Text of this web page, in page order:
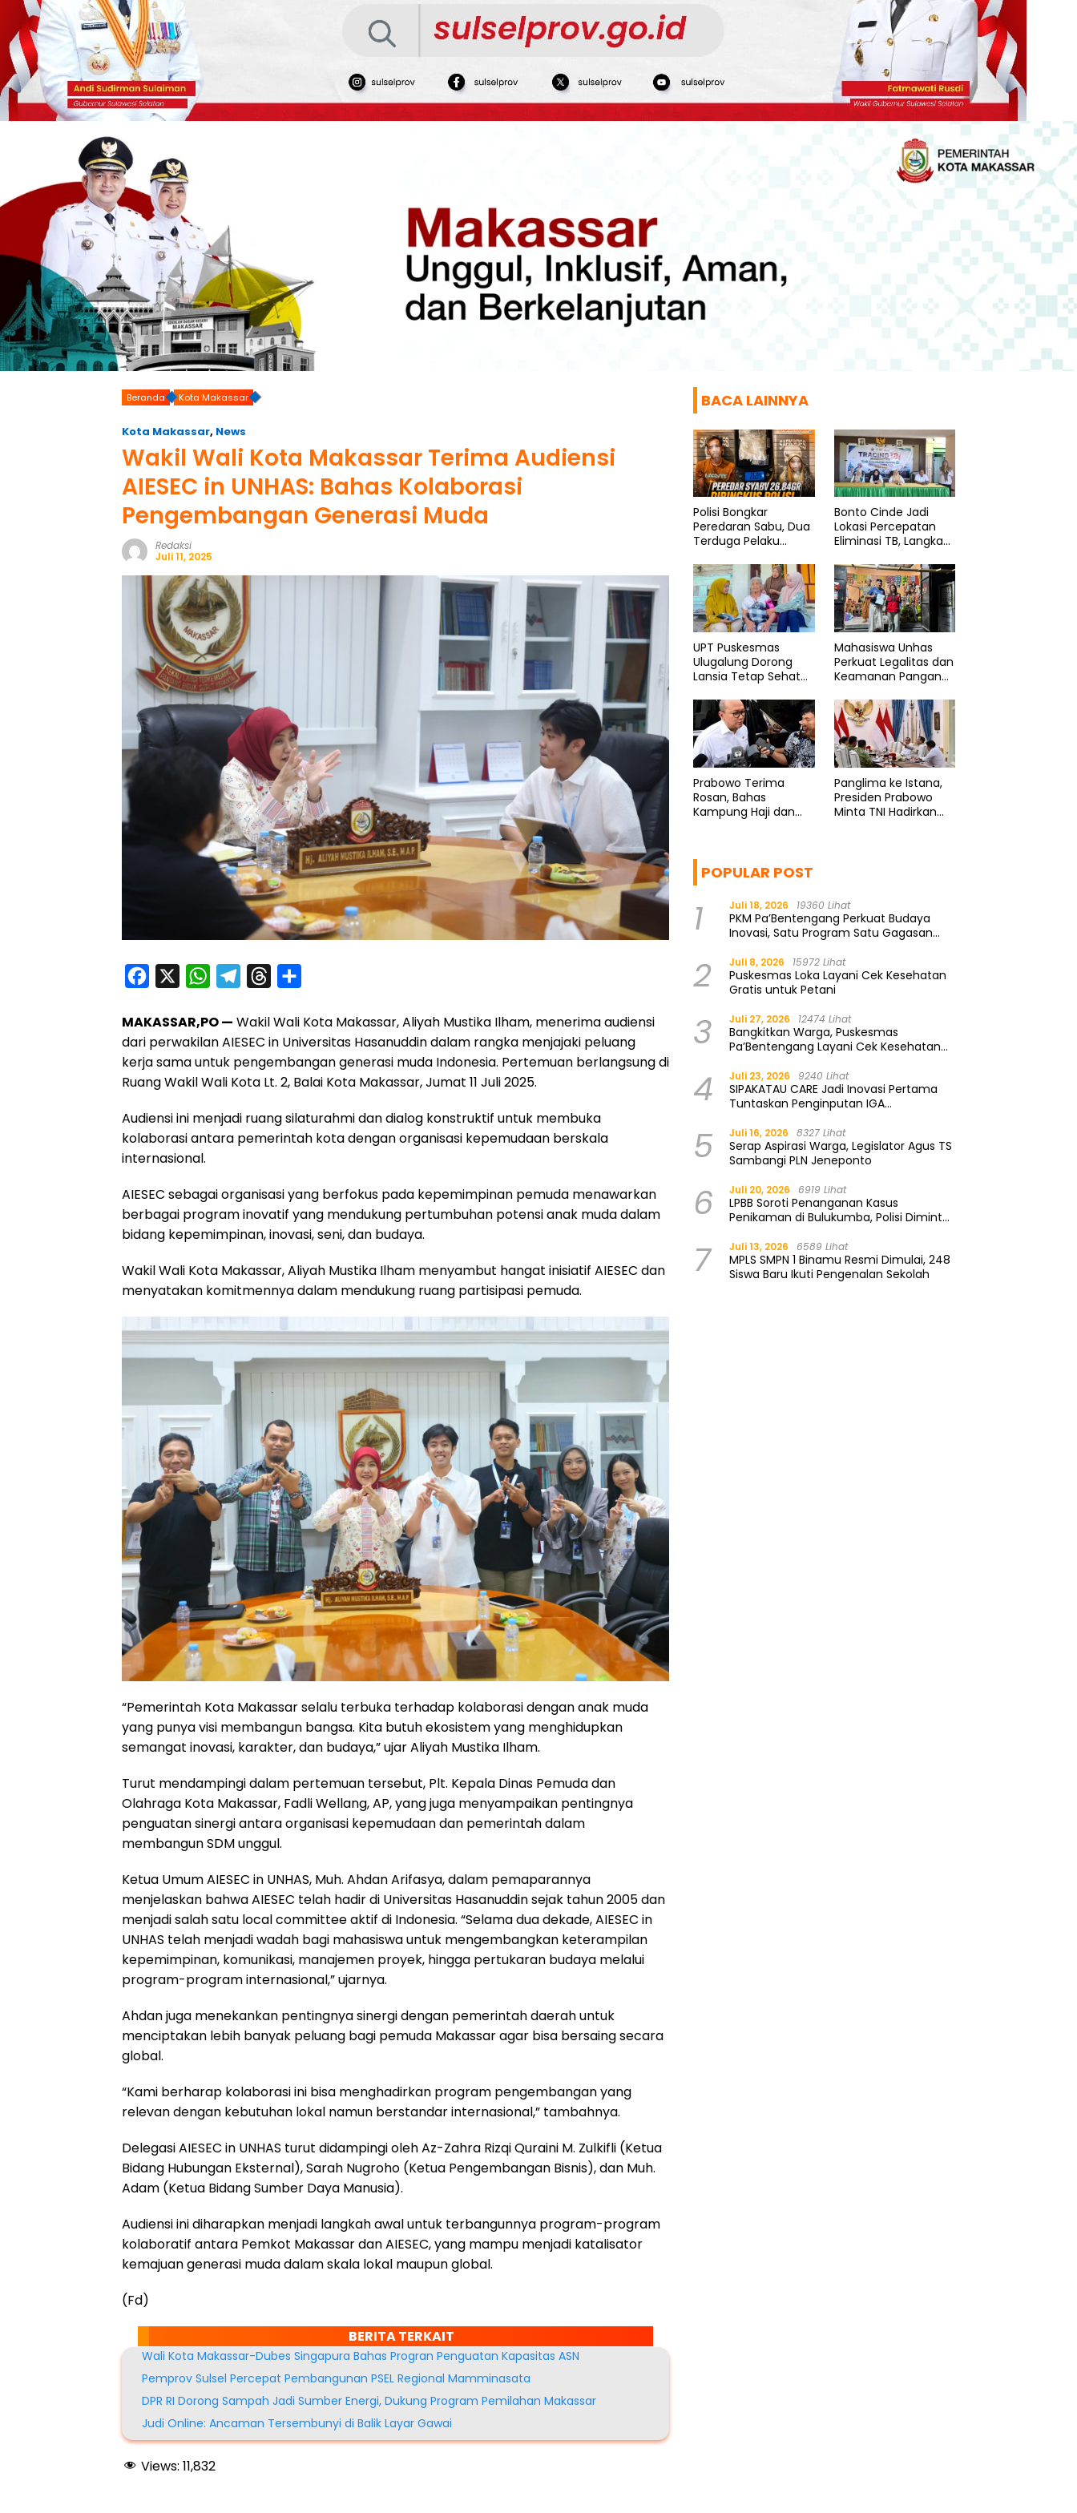
Beranda Kota Makassar
Kota Makassar, News
Wakil Wali Kota Makassar Terima Audiensi
AIESEC in UNHAS: Bahas Kolaborasi
Pengembangan Generasi Muda
Redaksi
Juli 11, 2025
c
e
b
o
o
k
W
a
t
s
p
p
l
e
g
a
m
r
e
a
s
a
r
e
MAKASSAR,PO — Wakil Wali Kota Makassar, Aliyah Mustika Ilham, menerima audiensi
dari perwakilan AIESEC in Universitas Hasanuddin dalam rangka menjajaki peluang
kerja sama untuk pengembangan generasi muda Indonesia. Pertemuan berlangsung di
Ruang Wakil Wali Kota Lt. 2, Balai Kota Makassar, Jumat 11 Juli 2025.
Audiensi ini menjadi ruang silaturahmi dan dialog konstruktif untuk membuka
kolaborasi antara pemerintah kota dengan organisasi kepemudaan berskala
internasional.
AIESEC sebagai organisasi yang berfokus pada kepemimpinan pemuda menawarkan
berbagai program inovatif yang mendukung pertumbuhan potensi anak muda dalam
bidang kepemimpinan, inovasi, seni, dan budaya.
Wakil Wali Kota Makassar, Aliyah Mustika Ilham menyambut hangat inisiatif AIESEC dan
menyatakan komitmennya dalam mendukung ruang partisipasi pemuda.
“Pemerintah Kota Makassar selalu terbuka terhadap kolaborasi dengan anak muda
yang punya visi membangun bangsa. Kita butuh ekosistem yang menghidupkan
semangat inovasi, karakter, dan budaya,” ujar Aliyah Mustika Ilham.
Turut mendampingi dalam pertemuan tersebut, Plt. Kepala Dinas Pemuda dan
Olahraga Kota Makassar, Fadli Wellang, AP, yang juga menyampaikan pentingnya
penguatan sinergi antara organisasi kepemudaan dan pemerintah dalam
membangun SDM unggul.
Ketua Umum AIESEC in UNHAS, Muh. Ahdan Arifasya, dalam pemaparannya
menjelaskan bahwa AIESEC telah hadir di Universitas Hasanuddin sejak tahun 2005 dan
menjadi salah satu local committee aktif di Indonesia. “Selama dua dekade, AIESEC in
UNHAS telah menjadi wadah bagi mahasiswa untuk mengembangkan keterampilan
kepemimpinan, komunikasi, manajemen proyek, hingga pertukaran budaya melalui
program-program internasional,” ujarnya.
Ahdan juga menekankan pentingnya sinergi dengan pemerintah daerah untuk
menciptakan lebih banyak peluang bagi pemuda Makassar agar bisa bersaing secara
global.
“Kami berharap kolaborasi ini bisa menghadirkan program pengembangan yang
relevan dengan kebutuhan lokal namun berstandar internasional,” tambahnya.
Delegasi AIESEC in UNHAS turut didampingi oleh Az-Zahra Rizqi Quraini M. Zulkifli (Ketua
Bidang Hubungan Eksternal), Sarah Nugroho (Ketua Pengembangan Bisnis), dan Muh.
Adam (Ketua Bidang Sumber Daya Manusia).
Audiensi ini diharapkan menjadi langkah awal untuk terbangunnya program-program
kolaboratif antara Pemkot Makassar dan AIESEC, yang mampu menjadi katalisator
kemajuan generasi muda dalam skala lokal maupun global.
(Fd)
BERITA TERKAIT
Wali Kota Makassar-Dubes Singapura Bahas Progran Penguatan Kapasitas ASN
Pemprov Sulsel Percepat Pembangunan PSEL Regional Mamminasata
DPR RI Dorong Sampah Jadi Sumber Energi, Dukung Program Pemilahan Makassar
Judi Online: Ancaman Tersembunyi di Balik Layar Gawai
Views: 11,832
BACA LAINNYA
Polisi Bongkar
Peredaran Sabu, Dua
Terduga Pelaku
Bonto Cinde Jadi
Lokasi Percepatan
Eliminasi TB, Langkah
Bantaeng
UPT Puskesmas
Ulugalung Dorong
Lansia Tetap Sehat
Mahasiswa Unhas
Perkuat Legalitas dan
Keamanan Pangan
Prabowo Terima
Rosan, Bahas
Kampung Haji dan
Panglima ke Istana,
Presiden Prabowo
Minta TNI Hadirkan
POPULAR POST
1 Juli 18, 2026 19360 Lihat
PKM Pa’Bentengang Perkuat Budaya
Inovasi, Satu Program Satu Gagasan
2 Juli 8, 2026 15972 Lihat
Puskesmas Loka Layani Cek Kesehatan
Gratis untuk Petani
3 Juli 27, 2026 12474 Lihat
Bangkitkan Warga, Puskesmas
Pa’Bentengang Layani Cek Kesehatan
4 Juli 23, 2026 9240 Lihat
SIPAKATAU CARE Jadi Inovasi Pertama
Tuntaskan Penginputan IGA
5 Juli 16, 2026 8327 Lihat
Serap Aspirasi Warga, Legislator Agus TS
Sambangi PLN Jeneponto
6 Juli 20, 2026 6919 Lihat
LPBB Soroti Penanganan Kasus
Penikaman di Bulukumba, Polisi Diminta
7 Juli 13, 2026 6589 Lihat
MPLS SMPN 1 Binamu Resmi Dimulai, 248
Siswa Baru Ikuti Pengenalan Sekolah